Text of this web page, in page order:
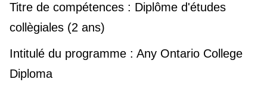
Titre de compétences : Diplôme d'études
collègiales (2 ans)
Intitulé du programme : Any Ontario College
Diploma